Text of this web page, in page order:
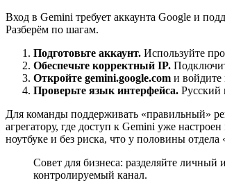
Вход в Gemini требует аккаунта Google и
Разберём по шагам.
Подготовьте аккаунт. Используйте
Обеспечьте корректный IP.
Откройте gemini.google.com и войдите
Проверьте язык интерфейса. Русский
Для команды поддерживать «правильный»
агрегатору, где доступ к Gemini уже
ноутбуке и без риска, что у половины отдела
Совет для бизнеса: разделяйте
контролируемый канал.